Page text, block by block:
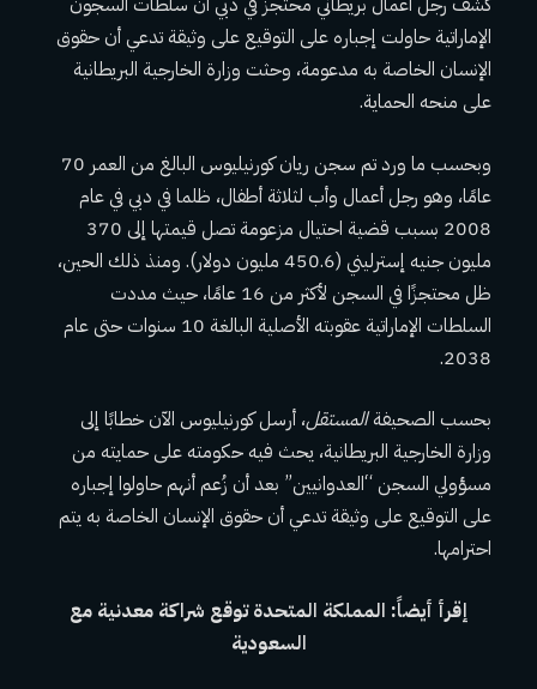
الإماراتية حاولت إجباره على التوقيع على وثيقة تدعي أن حقوق
الإنسان الخاصة به مدعومة، وحثت وزارة الخارجية البريطانية
على منحه الحماية.
وبحسب ما ورد تم سجن ريان كورنيليوس البالغ من العمر 70
عامًا، وهو رجل أعمال وأب لثلاثة أطفال، ظلما في دبي في عام
2008 بسبب قضية احتيال مزعومة تصل قيمتها إلى 370
مليون جنيه إسترليني (450.6 مليون دولار). ومنذ ذلك الحين،
ظل محتجزًا في السجن لأكثر من 16 عامًا، حيث مددت
السلطات الإماراتية عقوبته الأصلية البالغة 10 سنوات حتى عام
2038.
بحسب الصحيفةالمستقل، أرسل كورنيليوس الآن خطابًا إلى
وزارة الخارجية البريطانية، يحث فيه حكومته على حمايته من
مسؤولي السجن “العدوانيين” بعد أن زُعم أنهم حاولوا إجباره
على التوقيع على وثيقة تدعي أن حقوق الإنسان الخاصة به يتم
احترامها.
إقرأ أيضاً: المملكة المتحدة توقع شراكة معدنية مع
السعودية